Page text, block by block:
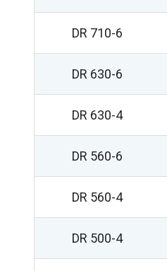
DR 710-6
DR 630-6
DR 630-4
DR 560-6
DR 560-4
DR 500-4